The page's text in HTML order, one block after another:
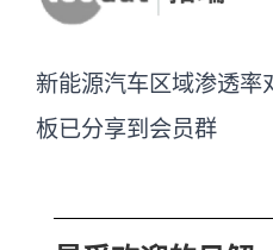
新能源汽车区域渗透率
板已分享到会员群